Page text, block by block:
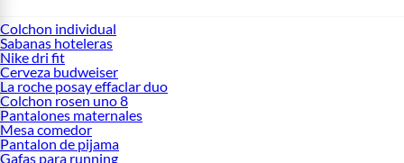
Colchon individual
Sabanas hoteleras
Nike dri fit
Cerveza budweiser
La roche posay effaclar duo
Colchon rosen uno 8
Pantalones maternales
Mesa comedor
Pantalon de pijama
Gafas para running